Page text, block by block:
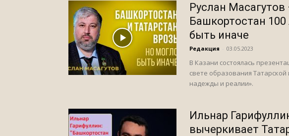
Руслан Масагутов
Башкортостан
быть иначе
Редакция 03.05.2023
В Казани состоялась
свете образования Татарской
надежды и реалии».
Ильнар
вычеркивает